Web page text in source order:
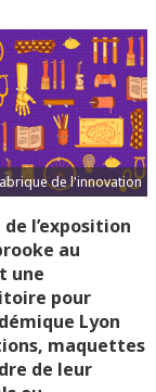
de l'innovation
l’exposition
au
une
pour
Lyon
maquettes
de leur